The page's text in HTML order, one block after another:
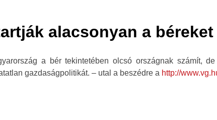
alacsonyan a béreket
a bér tekintetében olcsó országnak számít,
gazdaságpolitikát. – utal a beszédre a http://